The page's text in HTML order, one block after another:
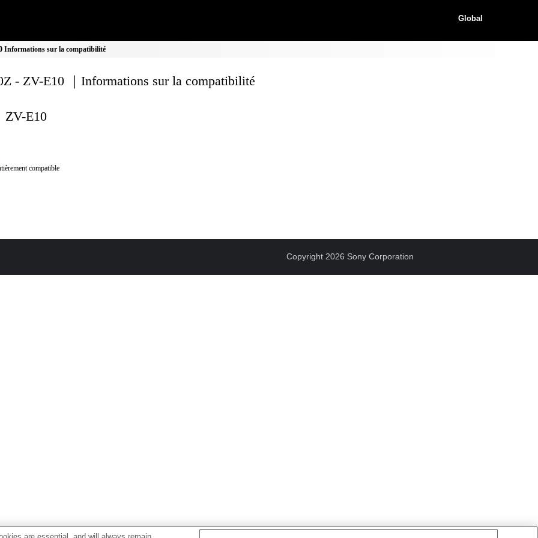
Global
Informations sur la compatibilité
- ZV-E10 ｜Informations sur la compatibilité
ZV-E10
compatible
Copyright 2026 Sony Corporation